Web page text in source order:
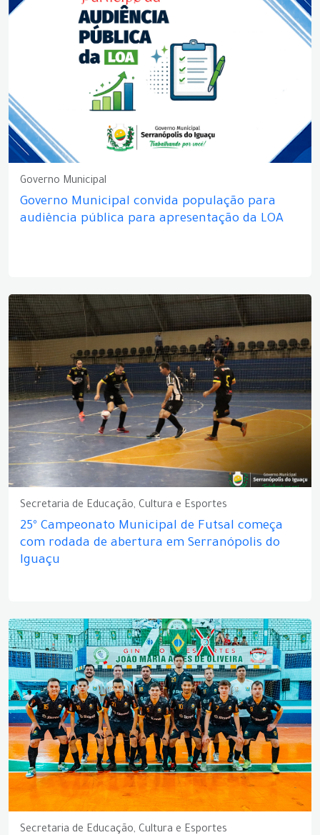
Governo Municipal
Governo Municipal convida população para
audiência pública para apresentação da LOA
Secretaria de Educação, Cultura e Esportes
25º Campeonato Municipal de Futsal começa
com rodada de abertura em Serranópolis do
Iguaçu
Secretaria de Educação, Cultura e Esportes